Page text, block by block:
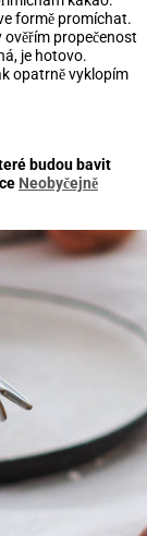
formě promíchat.
propečenost
je hotovo.
opatrně vyklopím
budou bavit
Neobyčejně